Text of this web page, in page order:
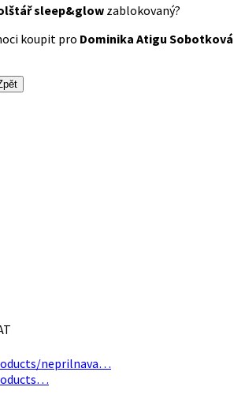
sleep&glow zablokovaný?
koupit pro Dominika Atigu Sobotková
neprilnava…